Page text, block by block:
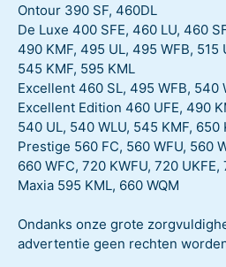
Ontour 390 SF, 460DL
De Luxe 400 SFE, 460 LU, 460
490 KMF, 495 UL, 495 WFB, 515
545 KMF, 595 KML
Excellent 460 SL, 495 WFB, 540
Excellent Edition 460 UFE, 490
540 UL, 540 WLU, 545 KMF, 650
Prestige 560 FC, 560 WFU, 560
660 WFC, 720 KWFU, 720 UKFE,
Maxia 595 KML, 660 WQM
Ondanks onze grote
advertentie geen rechten